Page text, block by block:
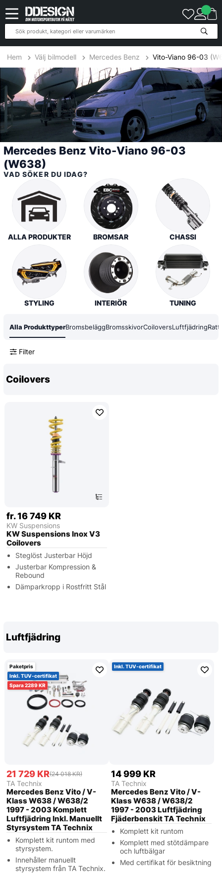
Hem Välj bilmodell Mercedes Benz Vito-Viano 96-03
Mercedes Benz Vito-Viano 96-03
(W638)
VAD SÖKER DU IDAG?
ALLA PRODUKTER BROMSAR CHASSI
STYLING INTERIÖR TUNING
Alla ProdukttyperBromsbeläggBromsskivorCoiloversLuftfjädring
Filter
9 Produkter
Coilovers
fr. 16 749 KR
KW Suspensions
KW Suspensions Inox V3
Coilovers
Steglöst Justerbar Höjd
Justerbar Kompression &
Rebound
Dämparkropp i Rostfritt Stål
Luftfjädring
Paketpris
Inkl. TUV-certifikat
2289
21 729 KR(24 018 KR)
TA Technix
Mercedes Benz Vito / V-
Klass W638 / W638/2
1997 - 2003 Komplett
Luftfjädring Inkl. Manuellt
Styrsystem TA Technix
Komplett kit runtom med
styrsystem.
Innehåller manuellt
styrsystem från TA Technix.
Inkl. TUV-certifikat
14 999 KR
TA Technix
Mercedes Benz Vito / V-
Klass W638 / W638/2
1997 - 2003 Luftfjädring
Fjäderbenskit TA Technix
Komplett kit runtom
Komplett med stötdämpare
och luftbälgar
Med certifikat för besiktning